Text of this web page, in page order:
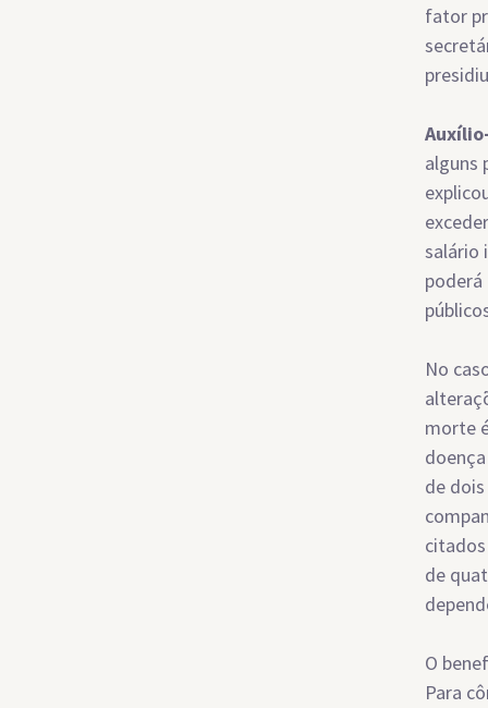
fator
alguns
salário
No
morte
de
de
O
Para